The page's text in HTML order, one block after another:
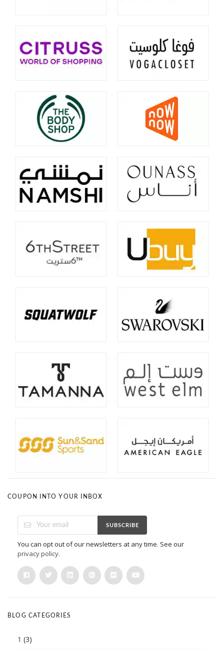
COUPON INTO YOUR INBOX
SUBSCRIBE
You can opt out of our newsletters at any time. See our
privacy policy.
BLOG CATEGORIES
1 (3)